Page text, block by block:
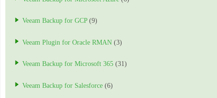
Veeam Backup for GCP(9)
Veeam Plugin for Oracle RMAN (3)
Veeam Backup for Microsoft 365 (31)
Veeam Backup for Salesforce (6)